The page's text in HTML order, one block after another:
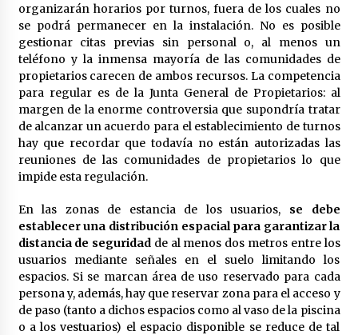
organizarán horarios por turnos, fuera de los cuales no
se podrá permanecer en la instalación. No es posible
gestionar citas previas sin personal o, al menos un
teléfono y la inmensa mayoría de las comunidades de
propietarios carecen de ambos recursos. La competencia
para regular es de la Junta General de Propietarios: al
margen de la enorme controversia que supondría tratar
de alcanzar un acuerdo para el establecimiento de turnos
hay que recordar que todavía no están autorizadas las
reuniones de las comunidades de propietarios lo que
impide esta regulación.
En las zonas de estancia de los usuarios, se debe
establecer una distribución espacial para garantizar la
distancia de seguridad de al menos dos metros entre los
usuarios mediante señales en el suelo limitando los
espacios. Si se marcan área de uso reservado para cada
persona y, además, hay que reservar zona para el acceso y
de paso (tanto a dichos espacios como al vaso de la piscina
o a los vestuarios) el espacio disponible se reduce de tal